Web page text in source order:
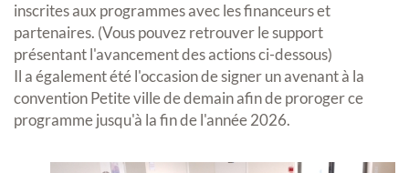
inscrites aux programmes avec les financeurs et
partenaires. (Vous pouvez retrouver le support
présentant l'avancement des actions ci-dessous)
Il a également été l'occasion de signer un avenant à la
convention Petite ville de demain afin de proroger ce
programme jusqu'à la fin de l'année 2026.